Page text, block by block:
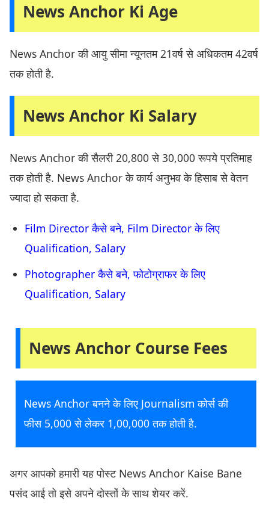
News Anchor Ki Age
News Anchor की आयु सीमा न्यूनतम 21वर्ष से अधिकतम 42वर्ष
तक होती है.
News Anchor Ki Salary
News Anchor की सैलरी 20,800 से 30,000 रूपये प्रतिमाह
तक होती है. News Anchor के कार्य अनुभव के हिसाब से वेतन
ज्यादा हो सकता है.
Film Director कैसे बने, Film Director के लिए
Qualification, Salary
Photographer कैसे बने, फोटोग्राफर के लिए
Qualification, Salary
News Anchor Course Fees
News Anchor बनने के लिए Journalism कोर्स की
फीस 5,000 से लेकर 1,00,000 तक होती है.
अगर आपको हमारी यह पोस्ट News Anchor Kaise Bane
पसंद आई तो इसे अपने दोस्तों के साथ शेयर करें.